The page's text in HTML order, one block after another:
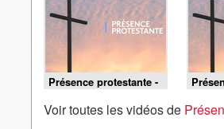
Présence protestante -
02/08/2026 26/07/
Voir toutes les vidéos de